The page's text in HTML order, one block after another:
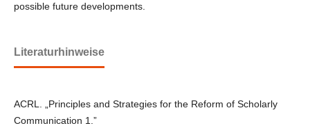
possible future developments.
Literaturhinweise
ACRL. „Principles and Strategies for the Reform of Scholarly
Communication 1.”